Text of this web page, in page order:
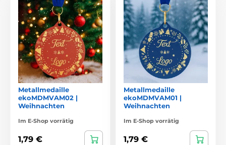
Metallmedaille
ekoMDMVAM02 |
Weihnachten
Im E-Shop vorrätig
1,79 €
Metallmedaille
ekoMDMVAM01 |
Weihnachten
Im E-Shop vorrätig
1,79 €